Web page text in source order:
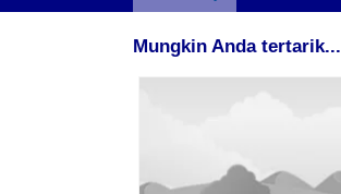
Mungkin Anda tertarik...